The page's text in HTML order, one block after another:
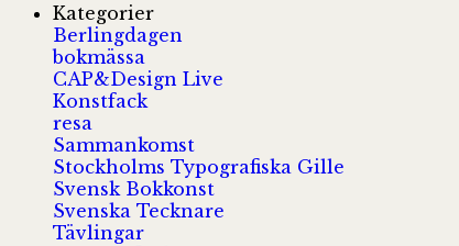
Kategorier
Berlingdagen
bokmässa
CAP&Design Live
Konstfack
resa
Sammankomst
Stockholms Typografiska Gille
Svensk Bokkonst
Svenska Tecknare
Tävlingar